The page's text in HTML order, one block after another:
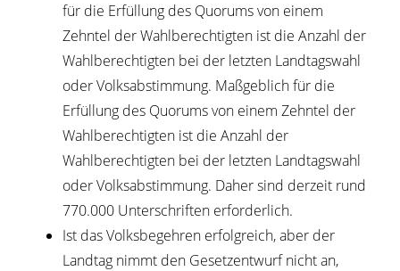
für die Erfüllung des Quorums von einem
Zehntel der Wahlberechtigten ist die Anzahl der
Wahlberechtigten bei der letzten Landtagswahl
oder Volksabstimmung. Maßgeblich für die
Erfüllung des Quorums von einem Zehntel der
Wahlberechtigten ist die Anzahl der
Wahlberechtigten bei der letzten Landtagswahl
oder Volksabstimmung. Daher sind derzeit rund
770.000 Unterschriften erforderlich.
Ist das Volksbegehren erfolgreich, aber der
Landtag nimmt den Gesetzentwurf nicht an,